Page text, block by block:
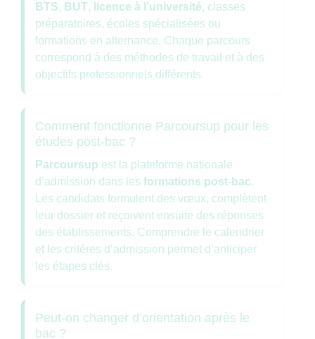
BTS, BUT, licence à l’université, classes
préparatoires, écoles spécialisées ou
formations en alternance. Chaque parcours
correspond à des méthodes de travail et à des
objectifs professionnels différents.
Comment fonctionne Parcoursup pour les
études post-bac ?
Parcoursup est la plateforme nationale
d’admission dans les formations post-bac.
Les candidats formulent des vœux, complètent
leur dossier et reçoivent ensuite des réponses
des établissements. Comprendre le calendrier
et les critères d’admission permet d’anticiper
les étapes clés.
Peut-on changer d’orientation après le
bac ?